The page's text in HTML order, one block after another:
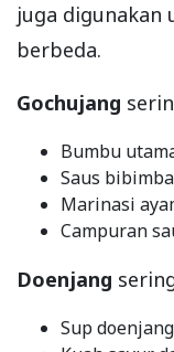
juga digunakan
berbeda.
Gochujang
Bumbu
Saus
Marinasi
Campuran
Doenjang
Sup